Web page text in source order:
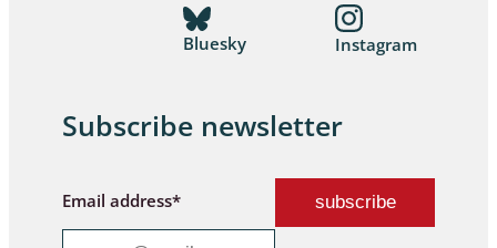
Bluesky Instagram
Subscribe newsletter
Email address*